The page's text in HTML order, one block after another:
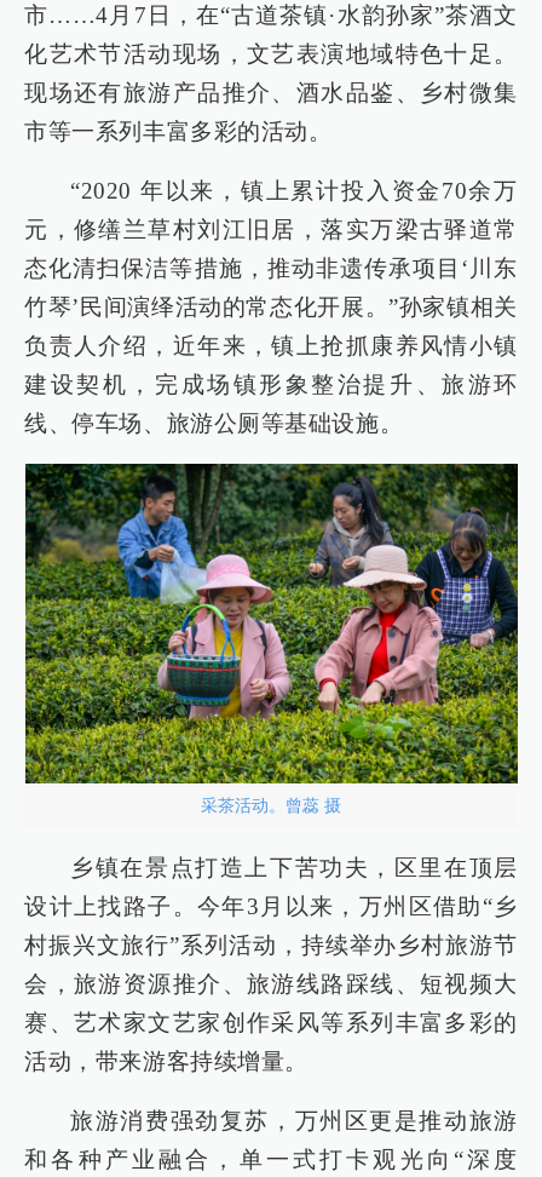
市……4月7日，在“古道茶镇·水韵孙家”茶酒文
化艺术节活动现场，文艺表演地域特色十足。
现场还有旅游产品推介、酒水品鉴、乡村微集
市等一系列丰富多彩的活动。
“2020 年以来，镇上累计投入资金70余万
元，修缮兰草村刘江旧居，落实万梁古驿道常
态化清扫保洁等措施，推动非遗传承项目‘川东
竹琴’民间演绎活动的常态化开展。”孙家镇相关
负责人介绍，近年来，镇上抢抓康养风情小镇
建设契机，完成场镇形象整治提升、旅游环
线、停车场、旅游公厕等基础设施。
采茶活动。曾蕊 摄
乡镇在景点打造上下苦功夫，区里在顶层
设计上找路子。今年3月以来，万州区借助“乡
村振兴文旅行”系列活动，持续举办乡村旅游节
会，旅游资源推介、旅游线路踩线、短视频大
赛、艺术家文艺家创作采风等系列丰富多彩的
活动，带来游客持续增量。
旅游消费强劲复苏，万州区更是推动旅游
和各种产业融合，单一式打卡观光向“深度